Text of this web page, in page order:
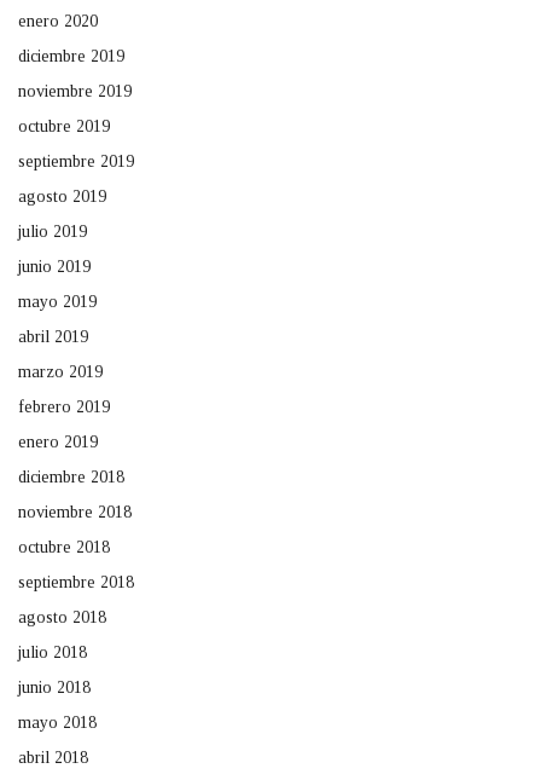
enero 2020
diciembre 2019
noviembre 2019
octubre 2019
septiembre 2019
agosto 2019
julio 2019
junio 2019
mayo 2019
abril 2019
marzo 2019
febrero 2019
enero 2019
diciembre 2018
noviembre 2018
octubre 2018
septiembre 2018
agosto 2018
julio 2018
junio 2018
mayo 2018
abril 2018